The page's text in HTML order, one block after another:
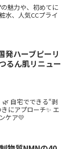
魅力や、初めてに
水、人気CCプライ
発ハーブピーリ
るん肌リニュー
自宅でできる“剥
にアプローチ✨ エ
ケア💛